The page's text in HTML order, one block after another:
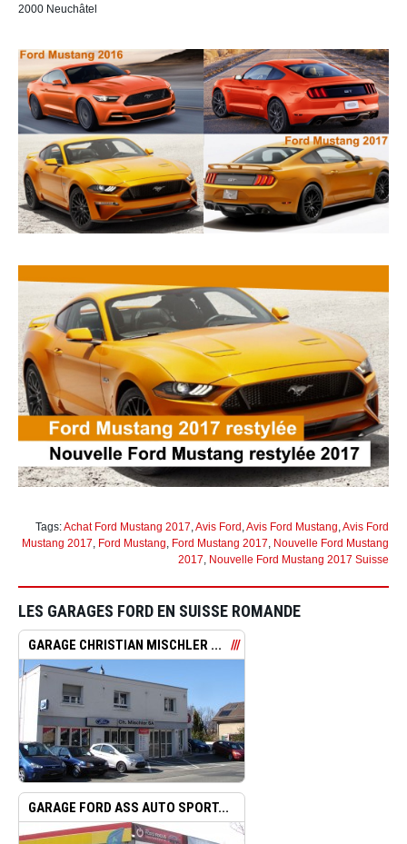
2000 Neuchâtel
Tags:Achat Ford Mustang 2017,Avis Ford ,Avis Ford Mustang,Avis Ford
Mustang 2017, Ford Mustang, Ford Mustang 2017, Nouvelle Ford Mustang
2017, Nouvelle Ford Mustang 2017 Suisse
LES GARAGES FORD EN SUISSE ROMANDE
GARAGE CHRISTIAN MISCHLER ...
GARAGE FORD ASS AUTO SPORT...